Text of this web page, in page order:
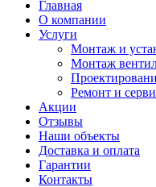
Главная
О компании
Услуги
Монтаж и
Монтаж
Ремонт и
Акции
Отзывы
Наши объекты
Доставка и оплата
Гарантии
Контакты